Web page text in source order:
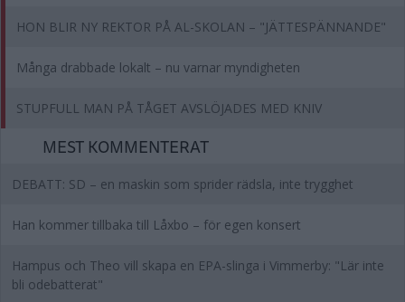
HON BLIR NY REKTOR PÅ AL-SKOLAN – "JÄTTESPÄNNANDE"
Många drabbade lokalt – nu varnar myndigheten
STUPFULL MAN PÅ TÅGET AVSLÖJADES MED KNIV
MEST KOMMENTERAT
DEBATT: SD – en maskin som sprider rädsla, inte trygghet
Han kommer tillbaka till Låxbo – för egen konsert
Hampus och Theo vill skapa en EPA-slinga i Vimmerby: "Lär inte
bli odebatterat"